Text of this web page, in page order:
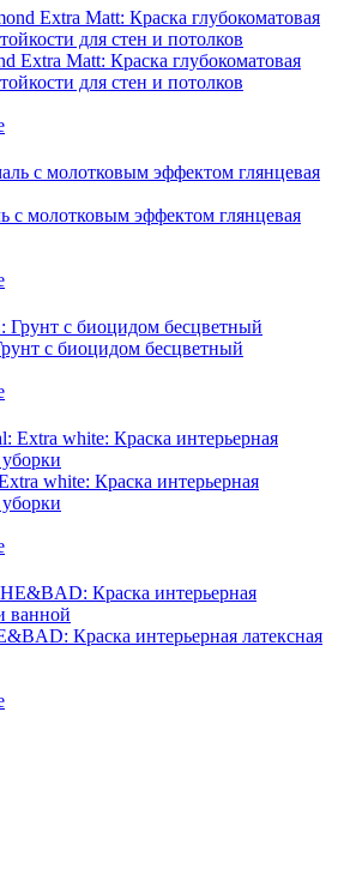
Extra Matt: Краска глубокоматовая
для стен и потолков
молотковым эффектом глянцевая
с биоцидом бесцветный
white: Краска интерьерная
Краска интерьерная латексная